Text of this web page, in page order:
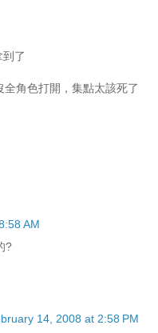
了
角色打開，集點太該死了
AM
?
14, 2008 at 2:58 PM